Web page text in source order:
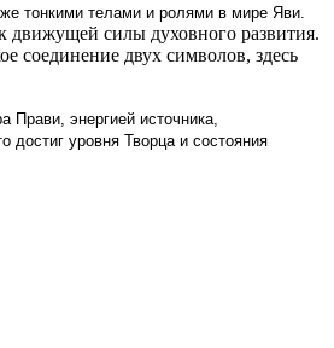
тонкими телами и ролями в мире Яви.
движущей силы духовного развития.
соединение двух символов, здесь
энергией источника,
достиг уровня Творца и состояния